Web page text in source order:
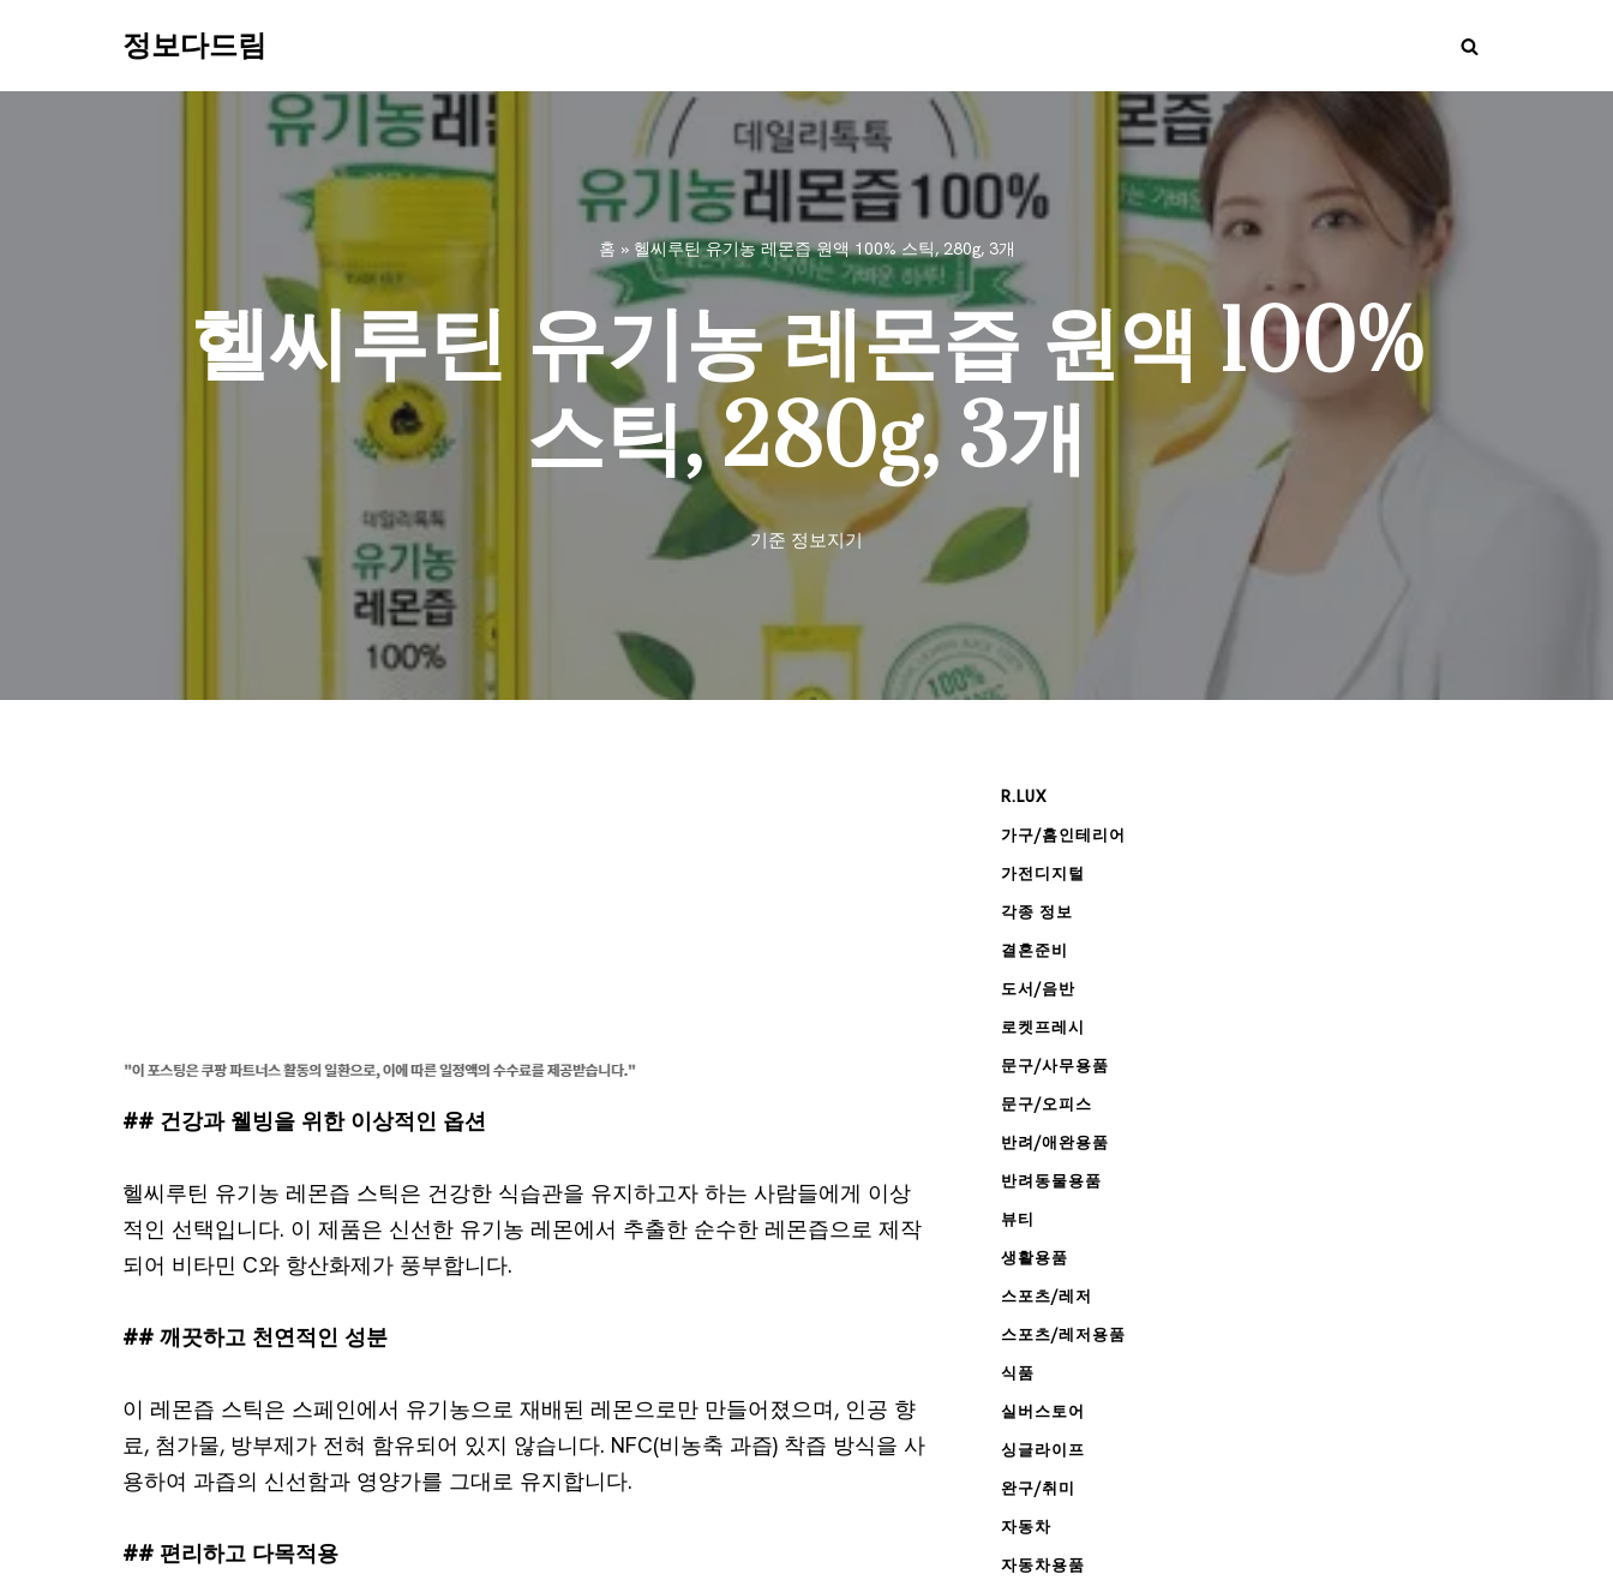
정보다드림
홈 » 헬씨루틴 유기농 레몬즙 원액 100% 스틱, 280g, 3개
헬씨루틴 유기농 레몬즙 원액 100%
스틱, 280g, 3개
기준 정보지기
## 건강과 웰빙을 위한 이상적인 옵션
헬씨루틴 유기농 레몬즙 스틱은 건강한 식습관을 유지하고자 하는 사람들에게 이상
적인 선택입니다. 이 제품은 신선한 유기농 레몬에서 추출한 순수한 레몬즙으로 제작
되어 비타민 C와 항산화제가 풍부합니다.
## 깨끗하고 천연적인 성분
이 레몬즙 스틱은 스페인에서 유기농으로 재배된 레몬으로만 만들어졌으며, 인공 향
료, 첨가물, 방부제가 전혀 함유되어 있지 않습니다. NFC(비농축 과즙) 착즙 방식을 사
용하여 과즙의 신선함과 영양가를 그대로 유지합니다.
## 편리하고 다목적용
R.LUX
가구/홈인테리어
가전디지털
각종 정보
결혼준비
도서/음반
로켓프레시
문구/사무용품
문구/오피스
반려/애완용품
반려동물용품
뷰티
생활용품
스포츠/레저
스포츠/레저용품
식품
실버스토어
싱글라이프
완구/취미
자동차
자동차용품